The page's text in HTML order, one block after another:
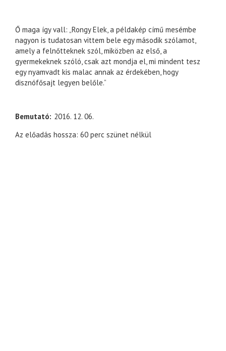
Ő maga így vall: „Rongy Elek, a példakép című mesémbe
nagyon is tudatosan vittem bele egy második szólamot,
amely a felnőtteknek szól, miközben az első, a
gyermekeknek szóló, csak azt mondja el, mi mindent tesz
egy nyamvadt kis malac annak az érdekében, hogy
disznófősajt legyen belőle.”
Bemutató 2016. 12. 06.
Az előadás hossza: 60 perc szünet nélkül